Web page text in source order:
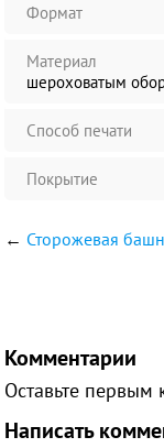
Формат
Материал
шероховатым
Способ печати
Покрытие
← Сторожевая
Комментарии
Оставьте первым
Написать